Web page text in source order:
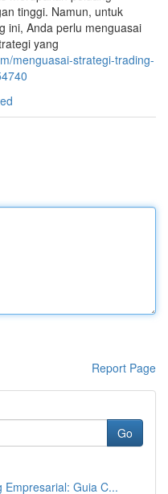
tinggi. Namun, untuk
ini, Anda perlu menguasai
yang
menguasai-strategi-trading-
Report Page
Go
Guia C...